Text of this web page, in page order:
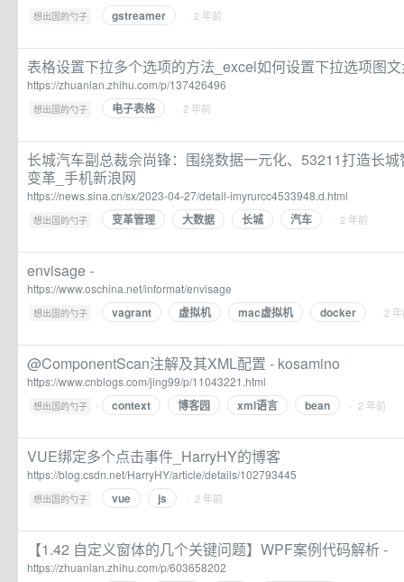
想出国的勺子 · gstreamer · 2 年前
表格设置下拉多个选项的方法_excel如何设置下拉选项图
https://zhuanlan.zhihu.com/p/137426496
想出国的勺子 · 电子表格 · 2 年前
长城汽车副总裁佘尚锋：围绕数据一元化、53211打造长
变革_手机新浪网
https://news.sina.cn/sx/2023-04-27/detail-imyrurcc4533948.d.html
想出国的勺子 · 变革管理 大数据 长城 汽车 · 2 年前
envisage -
https://www.oschina.net/informat/envisage
想出国的勺子 · vagrant 虚拟机 mac虚拟机 docker · 2
@ComponentScan注解及其XML配置 - kosamino
https://www.cnblogs.com/jing99/p/11043221.html
想出国的勺子 · context 博客园 xml语言 bean · 2 年前
VUE绑定多个点击事件_HarryHY的博客
https://blog.csdn.net/HarryHY/article/details/102793445
想出国的勺子 · vue js · 2 年前
【​​​​1.42 自定义窗体的几个关键问题】WPF案例代码解析 -
https://zhuanlan.zhihu.com/p/603658202